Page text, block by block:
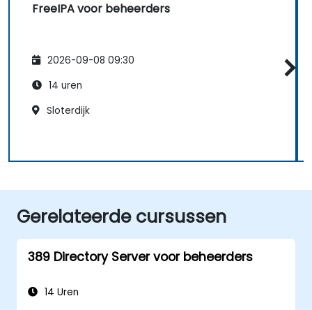
FreeIPA voor beheerders
2026-09-08 09:30
14 uren
Sloterdijk
Gerelateerde cursussen
389 Directory Server voor beheerders
14 Uren